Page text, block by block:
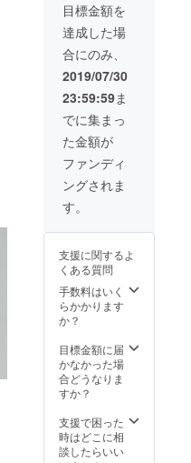
基本リ
モコン
x2 アナ
ログ制
御リモ
コン x2
目標金額を
達成した場
合にのみ、
2019/07/30
23:59:59ま
でに集まっ
た金額が
ファンディ
ングされま
す。
支援に関するよ
くある質問
手数料はいく
らかかります
か？
目標金額に届
かなかった場
合どうなりま
すか？
支援で困った
時はどこに相
談したらいい